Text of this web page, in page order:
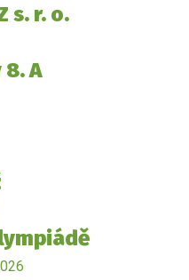
s. r. o.
A